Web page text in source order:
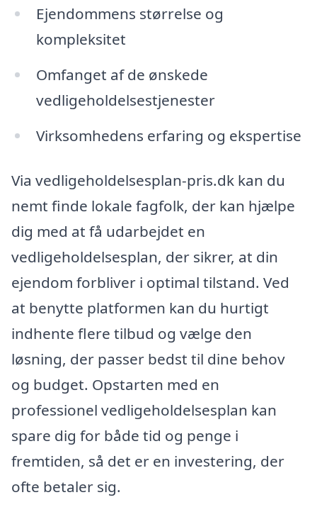
Ejendommens størrelse og
kompleksitet
Omfanget af de ønskede
vedligeholdelsestjenester
Virksomhedens erfaring og ekspertise
Via vedligeholdelsesplan-pris.dk kan du
nemt finde lokale fagfolk, der kan hjælpe
dig med at få udarbejdet en
vedligeholdelsesplan, der sikrer, at din
ejendom forbliver i optimal tilstand. Ved
at benytte platformen kan du hurtigt
indhente flere tilbud og vælge den
løsning, der passer bedst til dine behov
og budget. Opstarten med en
professionel vedligeholdelsesplan kan
spare dig for både tid og penge i
fremtiden, så det er en investering, der
ofte betaler sig.